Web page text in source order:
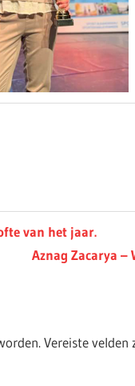
van het jaar.
Next
Aznag Zacarya –
Vereiste velden